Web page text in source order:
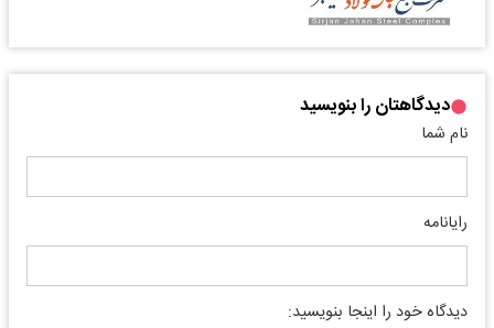
دیدگاهتان را بنویسید
نام شما
رایانامه
دیدگاه خود را اینجا بنویسید: